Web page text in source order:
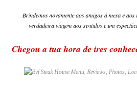
Brindemos novamente aos amigos à mesa e
verdadeira viagem aos sentidos e um
Chegou a tua hora de ires